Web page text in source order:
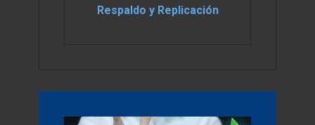
Respaldo y Replicación